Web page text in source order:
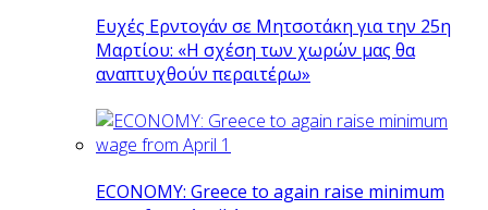
Ευχές Ερντογάν σε Μητσοτάκη για την 25η
Μαρτίου: «Η σχέση των χωρών μας θα
αναπτυχθούν περαιτέρω»
ECONOMY: Greece to again raise minimum